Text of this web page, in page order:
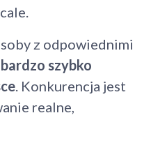
z odpowiednimi
bardzo szybko
. Konkurencja jest
realne,